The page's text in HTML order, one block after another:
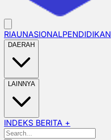
RIAUNASIONALPENDIDIKAN
DAERAH
LAINNYA
INDEKS BERITA +